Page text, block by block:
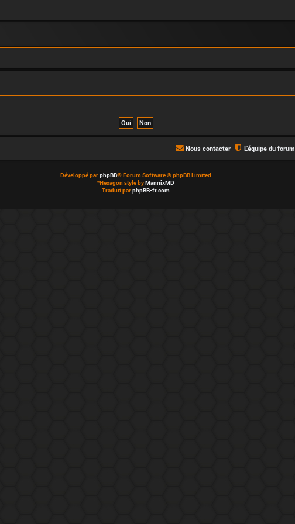
L’équipe du forum
Nous contacter
Développé parphpBB® Forum Software © phpBB Limited
*Hexagon style byMannixMD
Traduit parphpBB-fr.com